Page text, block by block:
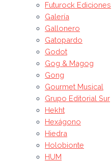
Futurock Ediciones
Galería
Gallonero
Gatopardo
Godot
Gog & Magog
Gong
Gourmet Musical
Grupo Editorial Sur
Hekht
Hexágono
Hiedra
Holobionte
HUM